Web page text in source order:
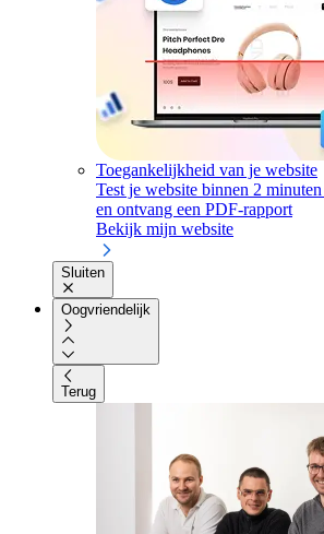
Toegankelijkheid van je website
Test je website binnen 2
en ontvang een PDF-rapport
Bekijk mijn website
Sluiten
Oogvriendelijk
Terug